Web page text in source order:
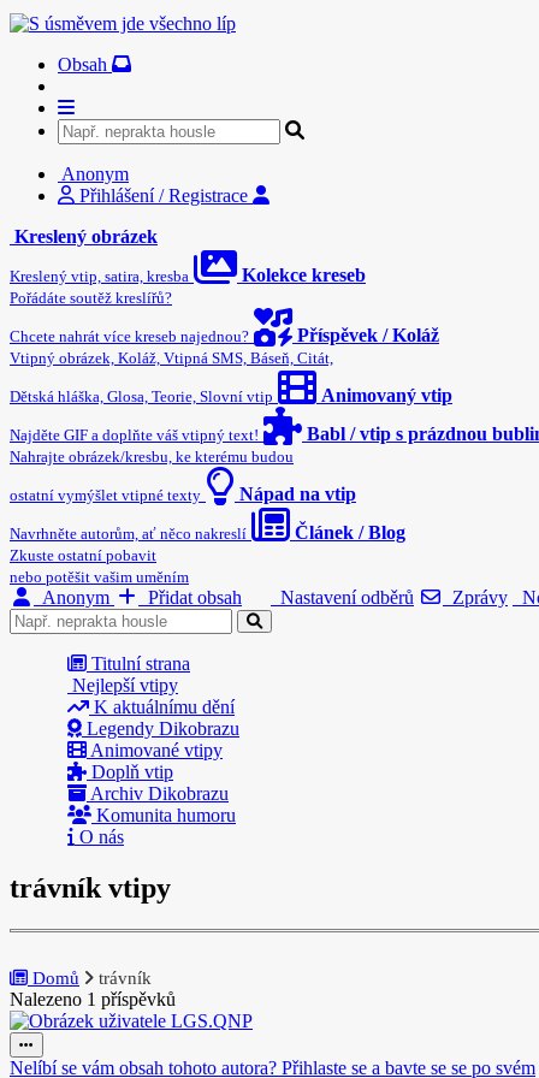
Obsah
Anonym
Přihlášení / Registrace
Kreslený obrázek
Kreslený vtip, satira, kresba Kolekce kreseb
Pořádáte soutěž kreslířů?
Chcete nahrát více kreseb najednou? Příspěvek / Koláž
Vtipný obrázek, Koláž, Vtipná SMS, Báseň, Citát,
Dětská hláška, Glosa, Teorie, Slovní vtip Animovaný vtip
Najděte GIF a doplňte váš vtipný text! Babl / vtip s prázdnou
Nahrajte obrázek/kresbu, ke kterému budou
ostatní vymýšlet vtipné texty Nápad na vtip
Navrhněte autorům, ať něco nakreslí Článek / Blog
Zkuste ostatní pobavit
nebo potěšit vašim uměním
Anonym Přidat obsah Nastavení odběrů Zprávy
Titulní strana
Nejlepší vtipy
K aktuálnímu dění
Legendy Dikobrazu
Animované vtipy
Doplň vtip
Archiv Dikobrazu
Komunita humoru
O nás
trávník vtipy
Domů trávník
Nalezeno 1 příspěvků
Nelíbí se vám obsah tohoto autora? Přihlaste se a bavte se se po svém